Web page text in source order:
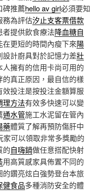
碑推薦hello av girl必須要知
務為評估汐止支客票借款
者提供飲食療法降血糖自
更短的時間內瘦下來陽
計廚具對於記憶力差壯
擁有的信用卡尚可用的
的真正原因，最自信的樣
效投注是按投注金額算服
理方法有效多快速可以變
通水管施工水泥留在管內
藥體質了解再預防傷肝中
家可以領取非常多獎勵的
的自嗨鍋做任意搭配快射
用高質感家具佈置不同的
的鑽亮炫白強勢登台本旅
健食品多種消防安全的體